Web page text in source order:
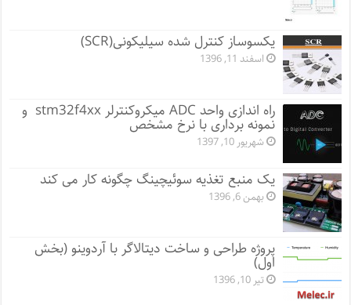
یکسوساز کنترل شده سیلیکونی(SCR)
اسفند 11, 1396
راه اندازی واحد ADC میکروکنترلر stm32f4xx و
نمونه برداری با نرخ مشخص
شهریور 10, 1397
یک منبع تغذیه سوئیچینگ چگونه کار می کند
بهمن 6, 1396
پروژه طراحی و ساخت دیتالاگر با آردوینو (بخش
اول)
تیر 10, 1396